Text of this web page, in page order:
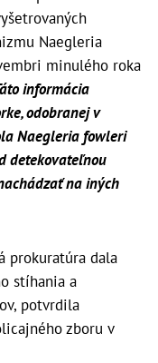
Naegleria
minulého roka
informácia
odobranej v
Naegleria fowleri
detekovateľnou
na iných
prokuratúra dala
stíhania a
potvrdila
zboru v